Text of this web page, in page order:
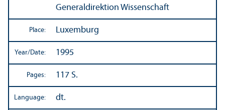
Generaldirektion Wissenschaft
Place: Luxemburg
Year/Date: 1995
Pages: 117 S.
Language: dt.